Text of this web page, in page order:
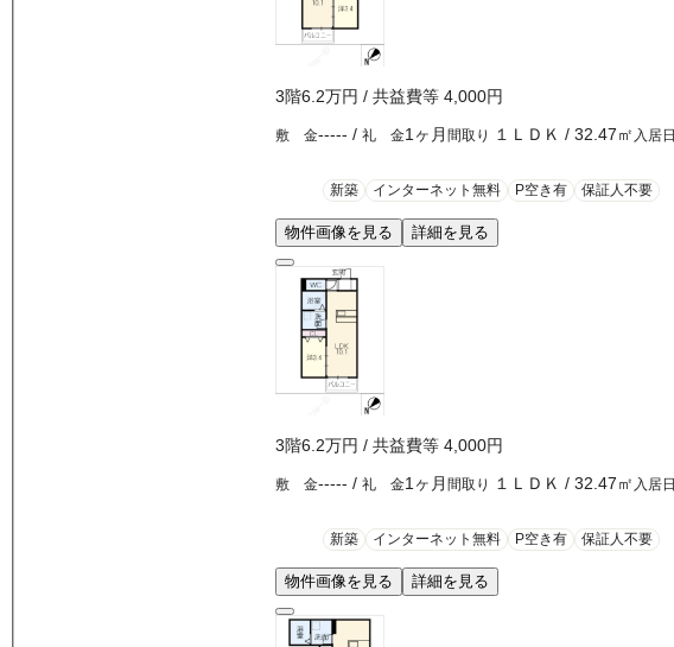
3階6.2万円 / 共益費等 4,000円
敷 金----- / 礼 金1ヶ月 間取り １ＬＤＫ / 32.47㎡ 入居日
新築 インターネット無料 P空き有 保証人不要
物件画像を見る 詳細を見る
3階6.2万円 / 共益費等 4,000円
敷 金----- / 礼 金1ヶ月 間取り １ＬＤＫ / 32.47㎡ 入居日
新築 インターネット無料 P空き有 保証人不要
物件画像を見る 詳細を見る